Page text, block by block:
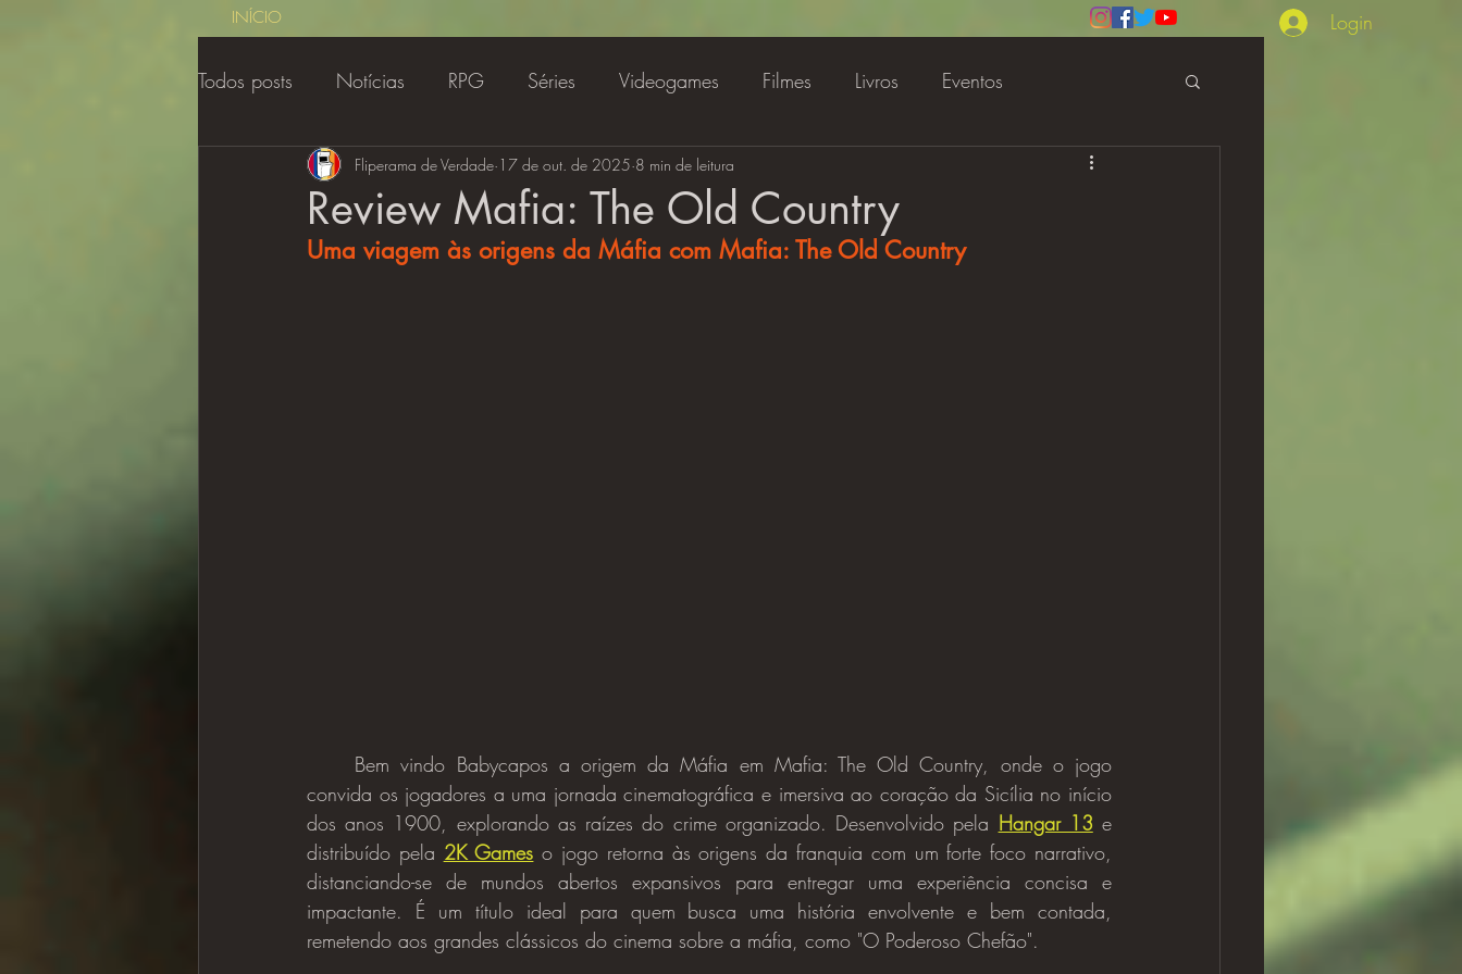
INÍCIO Login
Todos posts Notícias RPG Séries Videogames Filmes Livros Eventos
Contos de Sercon Regulamentos Streaming Especial
Gamer Class Cobertura
Review Mafia: The Old Country
Fliperama de Verdade 17 de out. de 2025 8 min de leitura
Uma viagem às origens da Máfia com Mafia: The Old Country
convida os jogadores a uma jornada cinematográfica e imersiva ao coração da Sicília no início
dos anos 1900, explorando as raízes do crime organizado. Desenvolvido pela Hangar 13 e
distribuído pela 2K Games o jogo retorna às origens da franquia com um forte foco narrativo,
distanciando-se de mundos abertos expansivos para entregar uma experiência concisa e
impactante. É um título ideal para quem busca uma história envolvente e bem contada,
remetendo aos grandes clássicos do cinema sobre a máfia, como "O Poderoso Chefão".